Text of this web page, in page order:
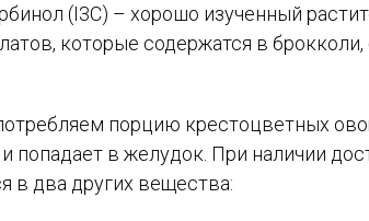
(I3C) – хорошо изученный
которые содержатся в
порцию крестоцветных
попадает в желудок. При наличии
в два других вещества: